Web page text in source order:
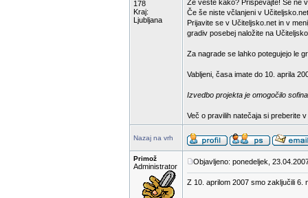
178
Kraj:
Ljubljana
Že veste kako? Prispevajte! Še ne
Če še niste včlanjeni v
Prijavite se v Učiteljsko.net in v
gradiv posebej naložite na
Za nagrade se lahko potegujejo le
Vabljeni, časa imate do 10. aprila
Izvedbo projekta je omogočilo
Več o pravilih natečaja si preberite v
Nazaj na vrh
Primož
Administrator
Objavljeno: ponedeljek,
Z 10. aprilom 2007 smo zaključili 6.